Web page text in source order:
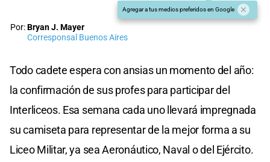
Agregar a tus medios preferidos en Google
Por:Bryan J. Mayer
Corresponsal Buenos Aires
Todo cadete espera con ansias un momento del año:
la confirmación de sus profes para participar del
Interliceos. Esa semana cada uno llevará impregnada
su camiseta para representar de la mejor forma a su
Liceo Militar, ya sea Aeronáutico, Naval o del Ejército.